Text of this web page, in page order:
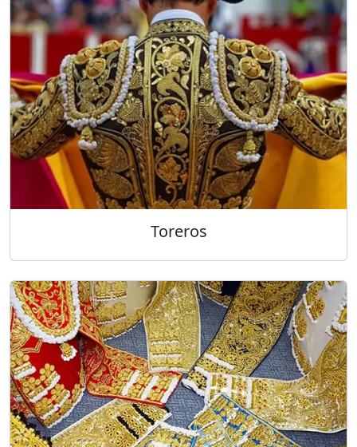
Toreros